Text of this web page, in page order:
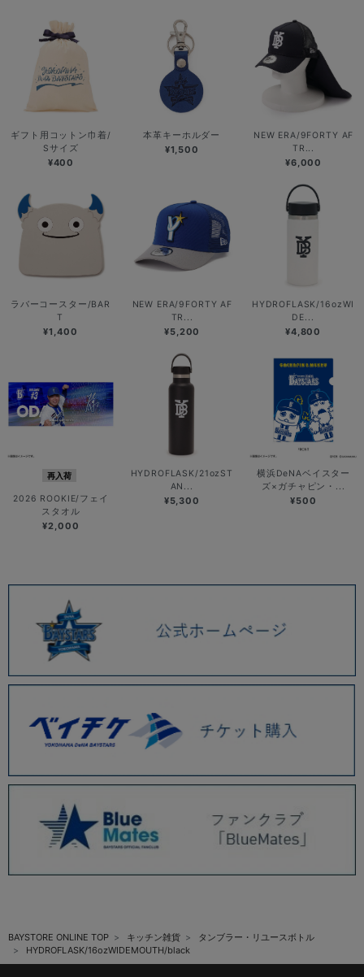
ギフト用コットン巾着/
Sサイズ
¥400
本革キーホルダー
¥1,500
NEW ERA/9FORTY AF
TR...
¥6,000
ラバーコースター/BAR
T
¥1,400
NEW ERA/9FORTY AF
TR...
¥5,200
HYDROFLASK/16ozWI
DE...
¥4,800
再入荷
2026 ROOKIE/フェイ
スタオル
¥2,000
HYDROFLASK/21ozST
AN...
¥5,300
横浜DeNAベイスター
ズ×ガチャピン・...
¥500
BAYSTORE ONLINE TOP キッチン雑貨
タンブラー・リユースボトル
HYDROFLASK/16ozWIDEMOUTH/black